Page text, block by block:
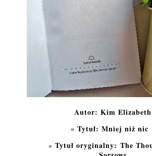
Autor: Kim Elizabeth
Tytuł: Mniej niż nic
Tytuł oryginalny: The